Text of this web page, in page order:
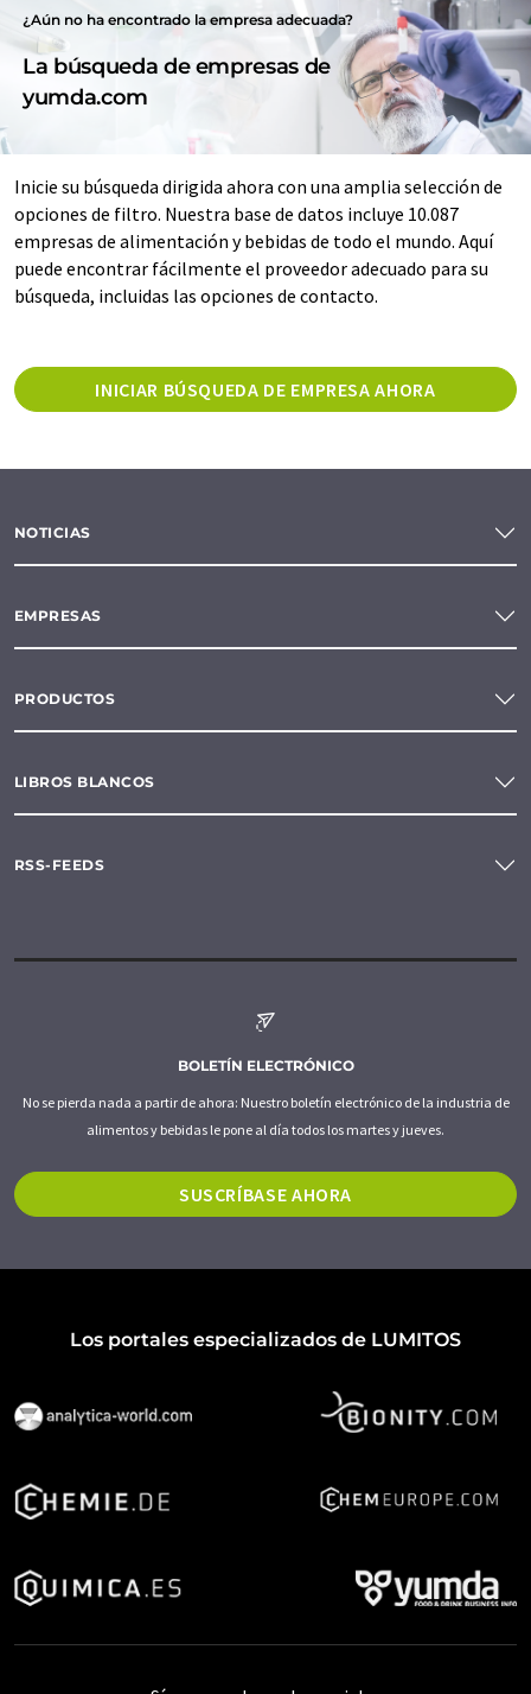
¿Aún no ha encontrado la empresa adecuada?
La búsqueda de empresas de
yumda.com
Inicie su búsqueda dirigida ahora con una amplia selección de
opciones de filtro. Nuestra base de datos incluye 10.087
empresas de alimentación y bebidas de todo el mundo. Aquí
puede encontrar fácilmente el proveedor adecuado para su
búsqueda, incluidas las opciones de contacto.
INICIAR BÚSQUEDA DE EMPRESA AHORA
NOTICIAS
EMPRESAS
PRODUCTOS
LIBROS BLANCOS
RSS-FEEDS
BOLETÍN ELECTRÓNICO
No se pierda nada a partir de ahora: Nuestro boletín electrónico de la industria de
alimentos y bebidas le pone al día todos los martes y jueves.
SUSCRÍBASE AHORA
Los portales especializados de LUMITOS